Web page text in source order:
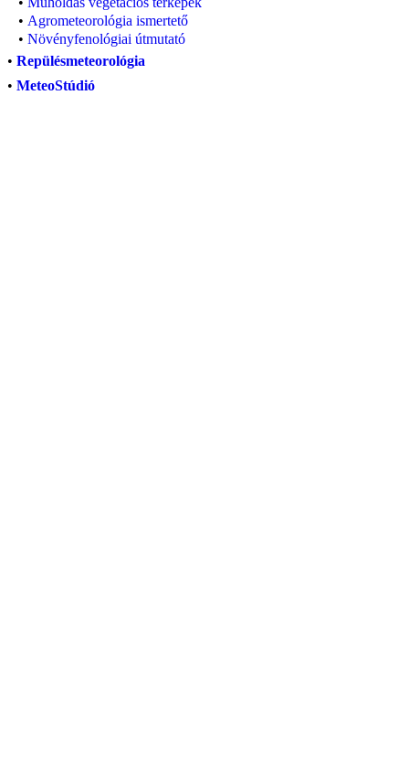
• Agrometeorológia ismertető
• Növényfenológiai útmutató
• Repülésmeteorológia
• MeteoStúdió